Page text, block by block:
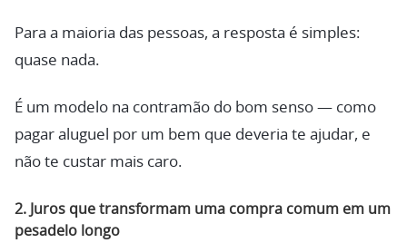
Para a maioria das pessoas, a resposta é simples:
quase nada.
É um modelo na contramão do bom senso — como
pagar aluguel por um bem que deveria te ajudar, e
não te custar mais caro.
2. Juros que transformam uma compra comum em um
pesadelo longo